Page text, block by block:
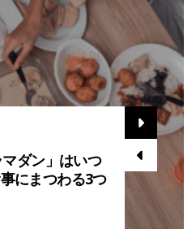
ダン」はいつ
にまつわる3つ